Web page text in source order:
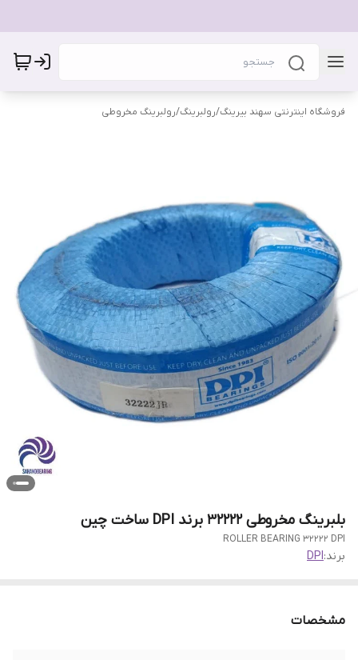
فروشگاه اینترنتی سهند بیرینگ/رولبرینگ/رولبرینگ مخروطی
بلبرینگ مخروطی 32222 برند DPI ساخت چین
ROLLER BEARING 32222 DPI
برند:DPI
مشخصات